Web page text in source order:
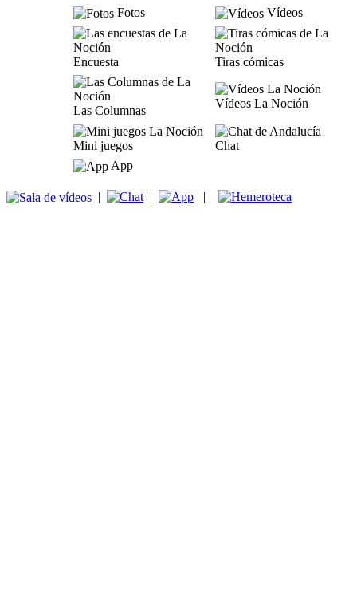
Fotos
Vídeos
Encuesta Tiras cómicas
Las Columnas
Vídeos La Noción
Mini juegos
Chat
App
| | |